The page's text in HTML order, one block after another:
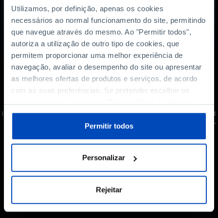
Utilizamos, por definição, apenas os cookies
necessários ao normal funcionamento do site, permitindo
que navegue através do mesmo. Ao "Permitir todos",
autoriza a utilização de outro tipo de cookies, que
permitem proporcionar uma melhor experiência de
navegação, avaliar o desempenho do site ou apresentar
as melhores ofertas de produtos e serviços, de acordo
com as suas preferências. Se pretender escolher os
sobre cookies através da gestão de preferências ou da
Política de Cookies.
Permitir todos
Personalizar
Rejeitar
Futebol: o talento não basta
para chegar ao topo?